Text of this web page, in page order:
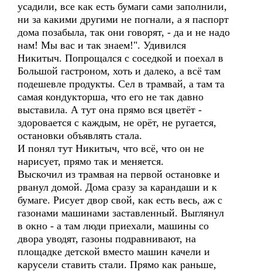
усадили, все как есть бумаги сами заполнили,
ни за какими другими не погнали, а я паспорт
дома позабыла, так они говорят, - да и не надо
нам! Мы вас и так знаем!". Удивился
Никитыч. Попрощался с соседкой и поехал в
Большой гастроном, хоть и далеко, а всё там
подешевле продукты. Сел в трамвай, а там та
самая кондукторша, что его не так давно
выставила. А тут она прямо вся цветёт -
здоровается с каждым, не орёт, не ругается,
остановки объявлять стала.
И понял тут Никитыч, что всё, что он не
нарисует, прямо так и меняется.
Выскочил из трамвая на первой остановке и
рванул домой. Дома сразу за карандаши и к
бумаге. Рисует двор свой, как есть весь, аж с
газонами машинами заставленный. Выглянул
в окно - а там люди приехали, машины со
двора уводят, газоны подравнивают, на
площадке детской вместо машин качели и
карусели ставить стали. Прямо как раньше,